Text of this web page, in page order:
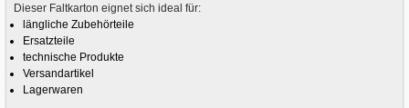
Dieser Faltkarton eignet sich ideal für:
längliche Zubehörteile
Ersatzteile
technische Produkte
Versandartikel
Lagerwaren